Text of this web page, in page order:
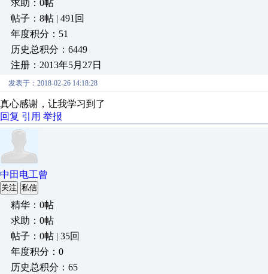
求助：0帖
帖子：8帖 | 491回
年度积分：51
历史总积分：6449
注册：2013年5月27日
发表于：2018-02-26 14:18:28
真心感谢，让我学习到了
回复 引用 举报
中田电工曾
关注 私信
精华：0帖
求助：0帖
帖子：0帖 | 35回
年度积分：0
历史总积分：65